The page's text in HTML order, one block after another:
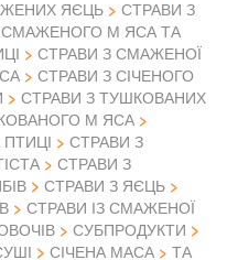
ЯЄЦЬ
СТРАВИ З
СМАЖЕНОГО М ЯСА ТА
СТРАВИ З СМАЖЕНОЇ
СТРАВИ З СІЧЕНОГО
СТРАВИ З ТУШКОВАНИХ
М ЯСА
СТРАВИ З
СТРАВИ З
СТРАВИ З ЯЄЦЬ
СТРАВИ ІЗ СМАЖЕНОЇ
СУБПРОДУКТИ
СІЧЕНА МАСА
ТА